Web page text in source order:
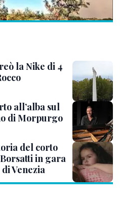
la Nike di 4
all’alba sul
di Morpurgo
del corto
in gara
Venezia